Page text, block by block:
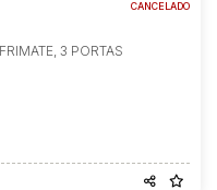
CANCELADO
3 PORTAS